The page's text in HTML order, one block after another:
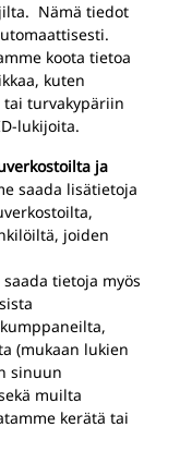
Nämä tiedot
koota tietoa
kuten
turvakypäriin
lukijoita.
ja
saada lisätietoja
joiden
saada tietoja myös
(mukaan lukien
sinuun
muilta
kerätä tai